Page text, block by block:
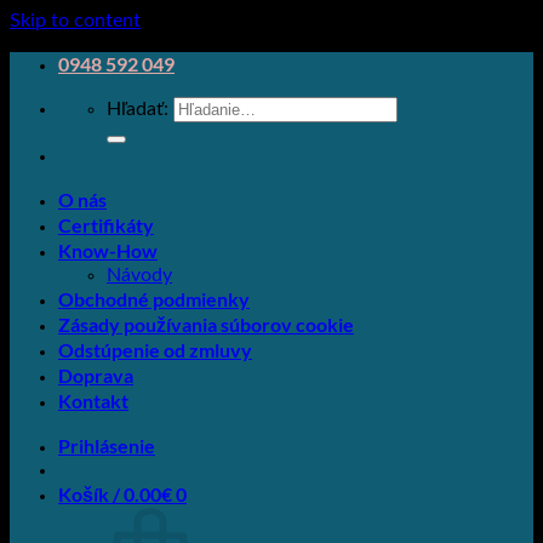
Skip to content
0948 592 049
Hľadať:
O nás
Certifikáty
Know-How
Návody
Obchodné podmienky
Zásady používania súborov cookie
Odstúpenie od zmluvy
Doprava
Kontakt
Prihlásenie
Košík /0.00€0